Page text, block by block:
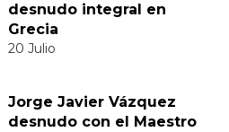
desnudo integral en
Grecia
20 Julio
Jorge Javier Vázquez
desnudo con el Maestro